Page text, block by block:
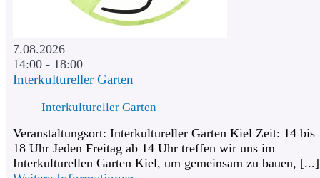
7.08.2026
14:00 - 18:00
Interkultureller Garten
Interkultureller Garten
Veranstaltungsort: Interkultureller Garten Kiel Zeit: 14 bis
18 Uhr Jeden Freitag ab 14 Uhr treffen wir uns im
Interkulturellen Garten Kiel, um gemeinsam zu bauen, [...]